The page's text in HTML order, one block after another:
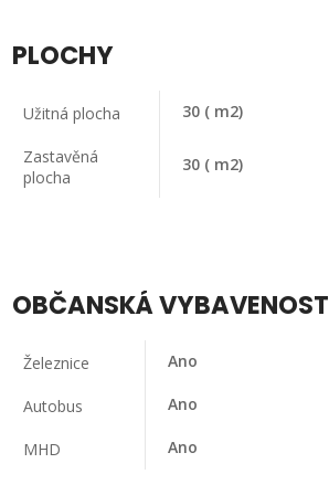
PLOCHY
Užitná plocha 30 ( m2)
Zastavěná
plocha
30 ( m2)
OBČANSKÁ VYBAVENOST
Železnice Ano
Autobus Ano
MHD Ano